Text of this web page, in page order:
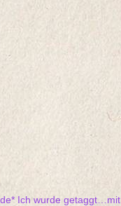
Ich wurde getaggt…mit